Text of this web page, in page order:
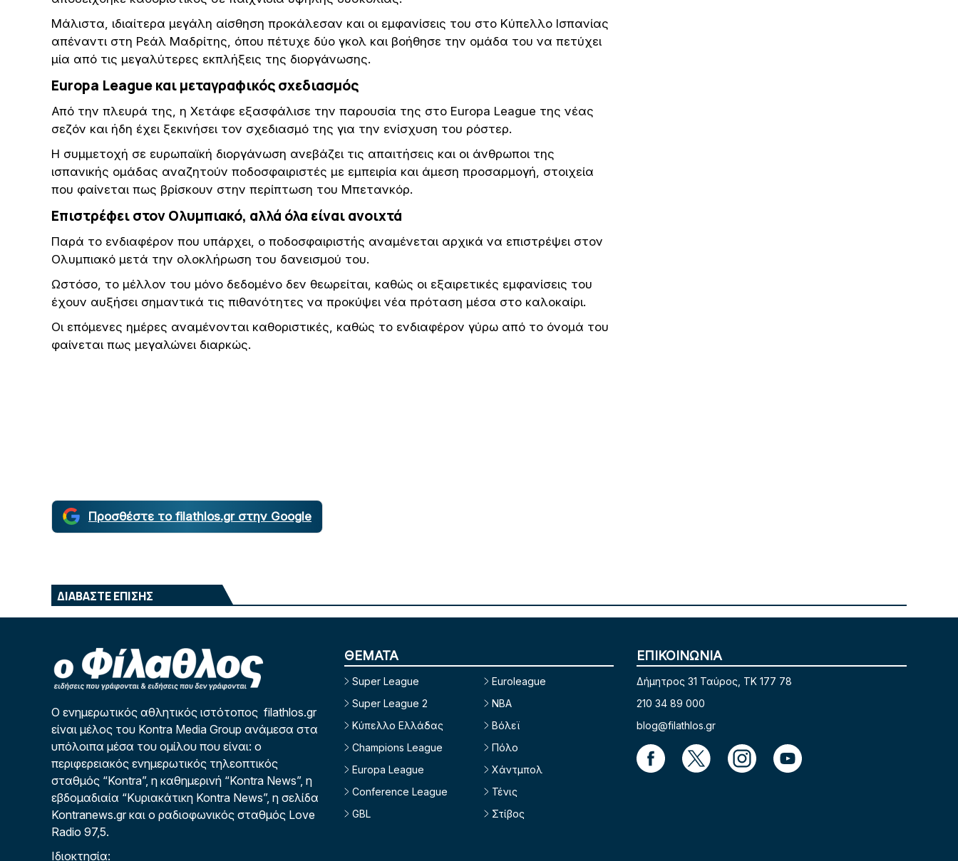
Μάλιστα, ιδιαίτερα μεγάλη αίσθηση προκάλεσαν και οι εμφανίσεις του στο Κύπελλο Ισπανίας
απέναντι στη Ρεάλ Μαδρίτης, όπου πέτυχε δύο γκολ και βοήθησε την ομάδα του να πετύχει
μία από τις μεγαλύτερες εκπλήξεις της διοργάνωσης.
Europa League και μεταγραφικός σχεδιασμός
Από την πλευρά της, η Χετάφε εξασφάλισε την παρουσία της στο Europa League της νέας
σεζόν και ήδη έχει ξεκινήσει τον σχεδιασμό της για την ενίσχυση του ρόστερ.
Η συμμετοχή σε ευρωπαϊκή διοργάνωση ανεβάζει τις απαιτήσεις και οι άνθρωποι της
ισπανικής ομάδας αναζητούν ποδοσφαιριστές με εμπειρία και άμεση προσαρμογή, στοιχεία
που φαίνεται πως βρίσκουν στην περίπτωση του Μπετανκόρ.
Επιστρέφει στον Ολυμπιακό, αλλά όλα είναι ανοιχτά
Παρά το ενδιαφέρον που υπάρχει, ο ποδοσφαιριστής αναμένεται αρχικά να επιστρέψει στον
Ολυμπιακό μετά την ολοκλήρωση του δανεισμού του.
Ωστόσο, το μέλλον του μόνο δεδομένο δεν θεωρείται, καθώς οι εξαιρετικές εμφανίσεις του
έχουν αυξήσει σημαντικά τις πιθανότητες να προκύψει νέα πρόταση μέσα στο καλοκαίρι.
Οι επόμενες ημέρες αναμένονται καθοριστικές, καθώς το ενδιαφέρον γύρω από το όνομά του
φαίνεται πως μεγαλώνει διαρκώς.
Προσθέστε το filathlos.gr στην Google
ΔΙΑΒΑΣΤΕ ΕΠΙΣΗΣ
Ο ενημερωτικός αθλητικός ιστότοπος filathlos.gr
είναι μέλος του Kontra Media Group ανάμεσα στα
υπόλοιπα μέσα του ομίλου που είναι: ο
περιφερειακός ενημερωτικός τηλεοπτικός
σταθμός “Kontra”, η καθημερινή “Kontra News”, η
εβδομαδιαία “Κυριακάτικη Kontra News”, η σελίδα
Kontranews.gr και ο ραδιοφωνικός σταθμός Love
Radio 97,5.
Ιδιοκτησία:
ΘΕΜΑΤΑ
Super League
Super League 2
Κύπελλο Ελλάδας
Champions League
Europa League
Conference League
GBL
Euroleague
NBA
Βόλεϊ
Πόλο
Χάντμπολ
Τένις
Στίβος
ΕΠΙΚΟΙΝΩΝΙΑ
Δήμητρος 31 Ταύρος, TK 177 78
210 34 89 000
blog@filathlos.gr